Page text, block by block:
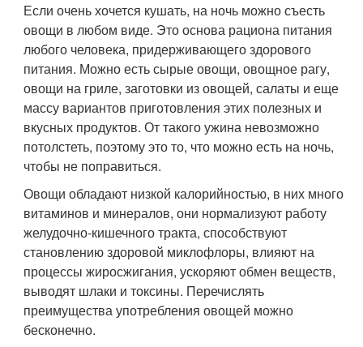
Если очень хочется кушать, на ночь можно съесть
овощи в любом виде. Это основа рациона питания
любого человека, придерживающего здорового
питания. Можно есть сырые овощи, овощное рагу,
овощи на гриле, заготовки из овощей, салаты и еще
массу вариантов приготовления этих полезных и
вкусных продуктов. От такого ужина невозможно
потолстеть, поэтому это то, что можно есть на ночь,
чтобы не поправиться.
Овощи обладают низкой калорийностью, в них много
витаминов и минералов, они нормализуют работу
желудочно-кишечного тракта, способствуют
становлению здоровой миклофлоры, влияют на
процессы жиросжигания, ускоряют обмен веществ,
выводят шлаки и токсины. Перечислять
преимущества употребления овощей можно
бесконечно.